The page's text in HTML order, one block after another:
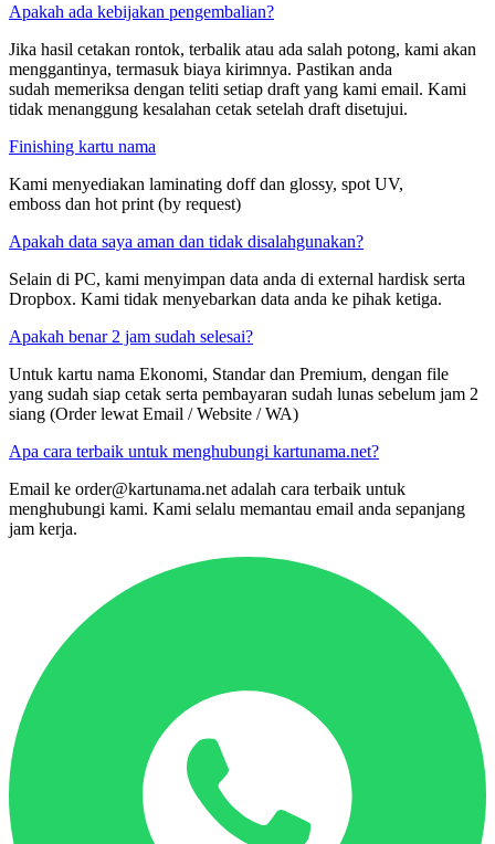
Apakah ada kebijakan pengembalian?
Jika hasil cetakan rontok, terbalik atau ada salah potong, kami akan
menggantinya, termasuk biaya kirimnya. Pastikan anda
sudah memeriksa dengan teliti setiap draft yang kami email. Kami
tidak menanggung kesalahan cetak setelah draft disetujui.
Finishing kartu nama
Kami menyediakan laminating doff dan glossy, spot UV,
emboss dan hot print (by request)
Apakah data saya aman dan tidak disalahgunakan?
Selain di PC, kami menyimpan data anda di external hardisk serta
Dropbox. Kami tidak menyebarkan data anda ke pihak ketiga.
Apakah benar 2 jam sudah selesai?
Untuk kartu nama Ekonomi, Standar dan Premium, dengan file
yang sudah siap cetak serta pembayaran sudah lunas sebelum jam 2
siang (Order lewat Email / Website / WA)
Apa cara terbaik untuk menghubungi kartunama.net?
Email ke order@kartunama.net adalah cara terbaik untuk
menghubungi kami. Kami selalu memantau email anda sepanjang
jam kerja.